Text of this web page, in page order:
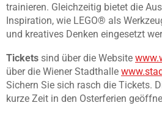
trainieren. Gleichzeitig bietet die
Inspiration, wie LEGO® als
und kreatives Denken eingesetzt
Tickets sind über die Website
über die Wiener Stadthalle
Sichern Sie sich rasch die Tickets.
kurze Zeit in den Osterferien